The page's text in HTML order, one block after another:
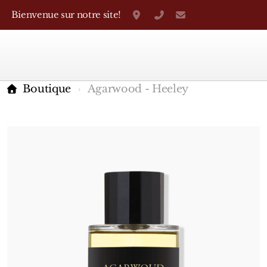
Bienvenue sur notre site! Grand-Rue 38, Genève
+41 22 310 38 75
Boutique Agarwood - Heeley